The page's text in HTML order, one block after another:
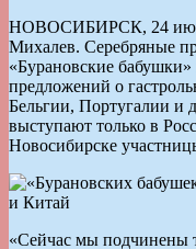
НОВОСИБИРСК, 24
Михалев. Серебряные
«Бурановские
предложений о
Бельгии, Португалии и
выступают только в
Новосибирске
«Сейчас мы подчинены